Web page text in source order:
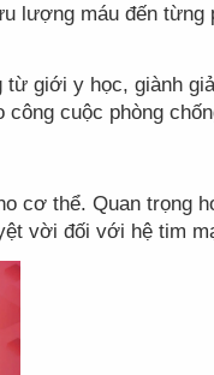
lượng máu đến từng
giới y học, giành
cuộc phòng
cơ thể. Quan trọng
vời đối với hệ tim